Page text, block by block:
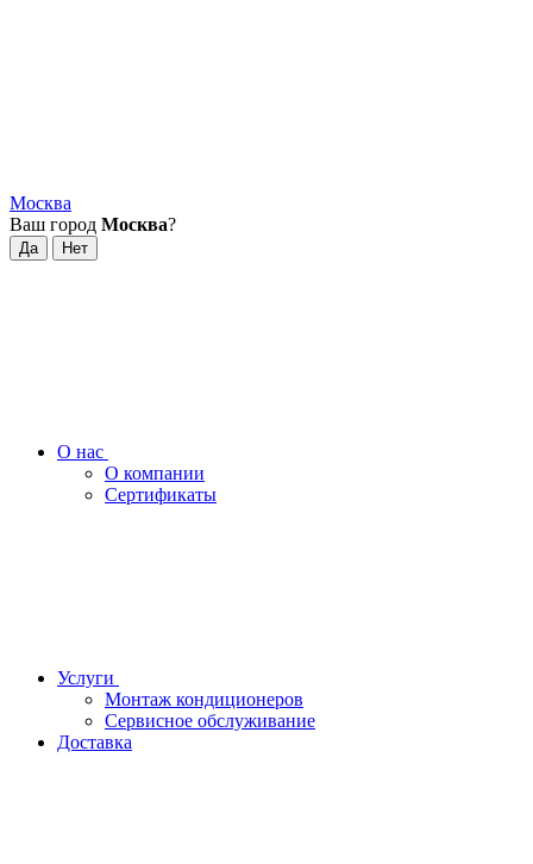
Москва
Ваш город Москва?
О нас
О компании
Сертификаты
Услуги
Монтаж кондиционеров
Сервисное обслуживание
Доставка